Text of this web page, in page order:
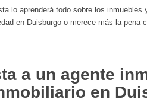
lo aprenderá todo sobre los
en Duisburgo o merece más la pena
a un agente
en